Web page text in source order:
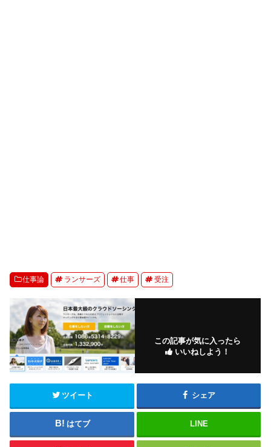
仕事論 ランサーズ 仕事 受注
この記事が気に入ったら
いいねしよう！
ツイート シェア
はてブ LINE